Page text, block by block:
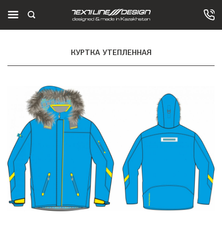
КУРТКА УТЕПЛЕННАЯ